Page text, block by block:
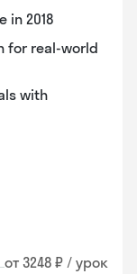
in 2018
for real-world
with
от 3248 ₽ / урок